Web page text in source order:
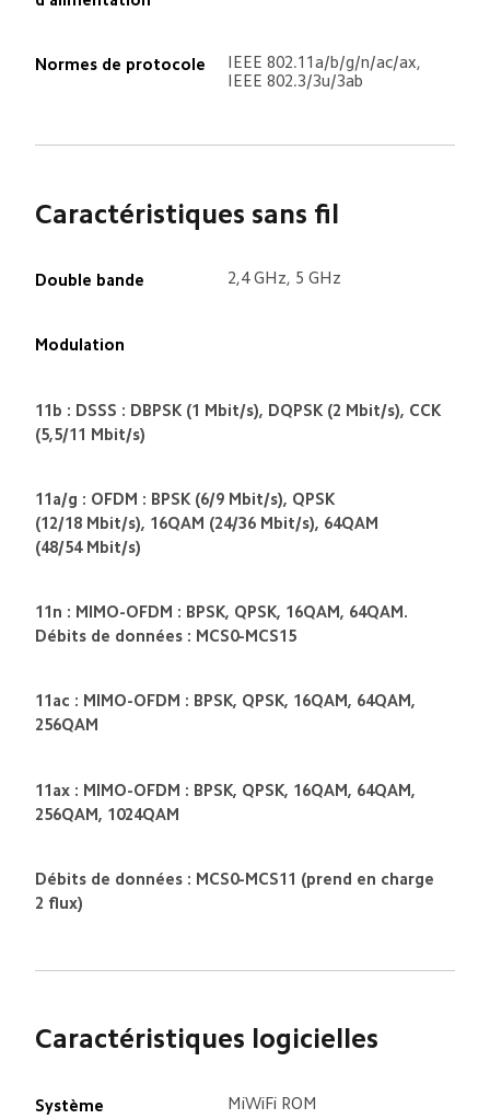
Normes de protocole
IEEE 802.11a/b/g/n/ac/ax,
IEEE 802.3/3u/3ab
Caractéristiques sans fil
Double bande 2,4 GHz, 5 GHz
Modulation
11b : DSSS : DBPSK (1 Mbit/s), DQPSK (2 Mbit/s), CCK
(5,5/11 Mbit/s)
11a/g : OFDM : BPSK (6/9 Mbit/s), QPSK
(12/18 Mbit/s), 16QAM (24/36 Mbit/s), 64QAM
(48/54 Mbit/s)
11n : MIMO-OFDM : BPSK, QPSK, 16QAM, 64QAM.
Débits de données : MCS0-MCS15
11ac : MIMO-OFDM : BPSK, QPSK, 16QAM, 64QAM,
256QAM
11ax : MIMO-OFDM : BPSK, QPSK, 16QAM, 64QAM,
256QAM, 1024QAM
Débits de données : MCS0-MCS11 (prend en charge
2 flux)
Caractéristiques logicielles
Système
MiWiFi ROM